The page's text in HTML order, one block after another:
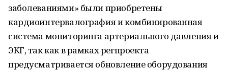
заболеваниями» были приобретены
кардиоинтервалография и комбинированная
система мониторинга артериального давления и
ЭКГ, так как в рамках регпроекта
предусматривается обновление оборудования